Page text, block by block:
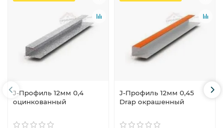
J-Профиль 12мм 0,4
оцинкованный
J-Профиль 12мм 0,45
Drap окрашенный